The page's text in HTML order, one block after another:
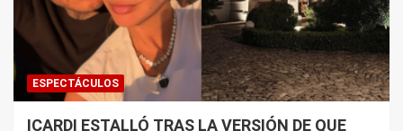
ESPECTÁCULOS
ICARDI ESTALLÓ TRAS LA VERSIÓN DE QUE